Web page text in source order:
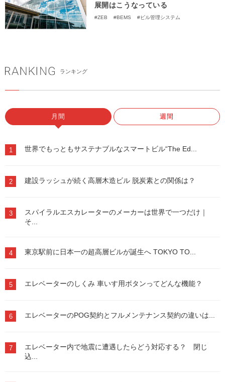
ランキング
月間 週間
1 世界でもっともサステナブルなスマートビル“The Ed...
2 建設ラッシュが続く高層木造ビル 脱炭素との関係は？
3
スパイラルエスカレーターのメーカーは世界で一つだけ｜
そ...
4 東京駅前に日本一の超高層ビルが誕生へ TOKYO TO...
5 エレベーターのしくみ 車いす用ボタンってどんな機能？
6 エレベーターのPOG契約とフルメンテナンス契約の違いは...
7
エレベーター内で地震に遭遇したらどう対応する？ 閉じ
込...
展開はこうなっている
#ZEB #BEMS
#ビル管理システム